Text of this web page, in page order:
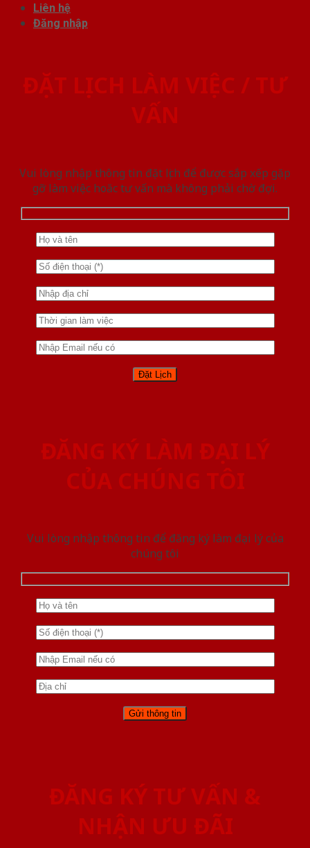
Liên hệ
Đăng nhập
ĐẶT LỊCH LÀM VIỆC / TƯ
VẤN
Vui lòng nhập thông tin đặt lịch để được sắp xếp gặp
gỡ làm việc hoăc tư vấn mà không phải chờ đợi.
ĐĂNG KÝ LÀM ĐẠI LÝ
CỦA CHÚNG TÔI
Vui lòng nhập thông tin để đăng ký làm đại lý của
chúng tôi
ĐĂNG KÝ TƯ VẤN &
NHẬN ƯU ĐÃI